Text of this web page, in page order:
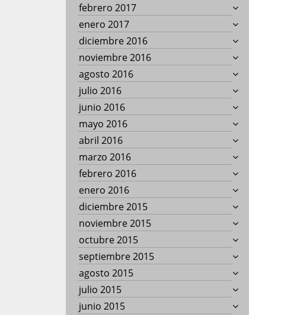
febrero 2017
enero 2017
diciembre 2016
noviembre 2016
agosto 2016
julio 2016
junio 2016
mayo 2016
abril 2016
marzo 2016
febrero 2016
enero 2016
diciembre 2015
noviembre 2015
octubre 2015
septiembre 2015
agosto 2015
julio 2015
junio 2015